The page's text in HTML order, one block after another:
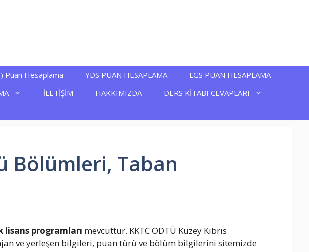
Puan Hesaplama YDS PUAN HESAPLAMA
LGS PUAN HESAPLAMA
İLETİŞİM HAKKIMIZDA DERS KİTABI CEVAPLARI
Bölümleri, Taban
lisans programları mevcuttur. KKTC ODTÜ Kuzey Kıbrıs
ve yerleşen bilgileri, puan türü ve bölüm bilgilerini sitemizde